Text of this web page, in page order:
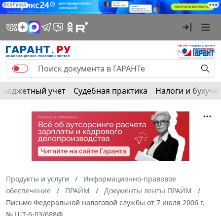
РЕКЛАМА
Бюджетный учет Судебная практика Налоги и
Продукты и услуги
Информационно-правовое
обеспечение
ПРАЙМ
Документы ленты ПРАЙМ
Письмо Федеральной налоговой службы от 7 июля 2006 г.